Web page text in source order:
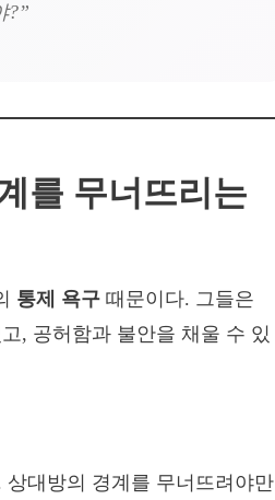
?”
를 무너뜨리는
통제 욕구 때문이다. 그들은
, 공허함과 불안을 채울 수 있
대방의 경계를 무너뜨려야만